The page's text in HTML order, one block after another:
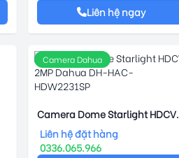
Liên hệ ngay
Camera Dahua
Camera Dome Starlight HDCVI
2MP Dahua DH-HAC-
HDW2231SP
Liên hệ đặt hàng
0336.065.966